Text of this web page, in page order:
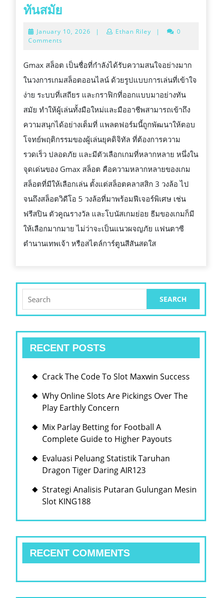
ทันสมัย
ประสบการณ์
สล็อต
ออนไลน์
ที่
ครบ
เครื่อง
และ
ทัน
สมัย
January 10, 2026 January
| Ethan Riley |
0
Comments
Gmax สล็อต เป็นชื่อที่กำลังได้รับความสนใจอย่างมาก
ในวงการเกมสล็อตออนไลน์ ด้วยรูปแบบการเล่นที่เข้าใจ
ง่าย ระบบที่เสถียร และกราฟิกที่ออกแบบมาอย่างทัน
สมัย ทำให้ผู้เล่นทั้งมือใหม่และมืออาชีพสามารถเข้าถึง
ความสนุกได้อย่างเต็มที่ แพลตฟอร์มนี้ถูกพัฒนาให้ตอบ
โจทย์พฤติกรรมของผู้เล่นยุคดิจิทัล ที่ต้องการความ
รวดเร็ว ปลอดภัย และมีตัวเลือกเกมที่หลากหลาย หนึ่งใน
จุดเด่นของ Gmax สล็อต คือความหลากหลายของเกม
สล็อตที่มีให้เลือกเล่น ตั้งแต่สล็อตคลาสสิก 3 วงล้อ ไป
จนถึงสล็อตวิดีโอ 5 วงล้อที่มาพร้อมฟีเจอร์พิเศษ เช่น
ฟรีสปิน ตัวคูณรางวัล และโบนัสเกมย่อย ธีมของเกมก็มี
ให้เลือกมากมาย ไม่ว่าจะเป็นแนวผจญภัย แฟนตาซี
ตำนานเทพเจ้า หรือสไตล์การ์ตูนสีสันสดใส
for:
RECENT POSTS
Crack The Code To Slot Maxwin Success
Why Online Slots Are Pickings Over The
Play Earthly Concern
Mix Parlay Betting for Football A
Complete Guide to Higher Payouts
Evaluasi Peluang Statistik Taruhan
Dragon Tiger Daring AIR123
Strategi Analisis Putaran Gulungan Mesin
Slot KING188
RECENT COMMENTS